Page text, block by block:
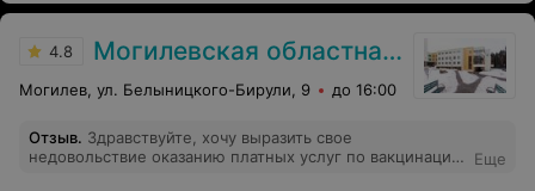
4.8 Могилевская областная детская больница
Могилев, ул. Белыницкого-Бирули, 9 до 16:00
Отзыв. Здравствуйте, хочу выразить свое
недовольствие оказанию платных услуг по вакцинации
Еще